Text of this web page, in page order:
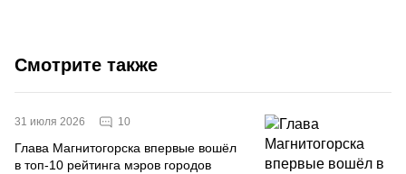
Смотрите также
31 июля 2026 10
Глава Магнитогорска впервые вошёл
в топ-10 рейтинга мэров городов